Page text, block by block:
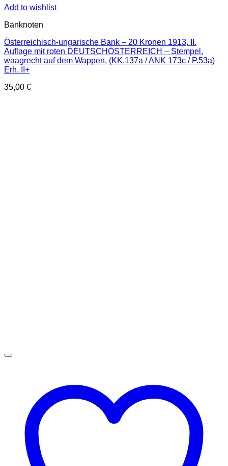
Add to wishlist
Banknoten
Österreichisch-ungarische Bank – 20 Kronen 1913, II.
Auflage mit roten DEUTSCHÖSTERREICH – Stempel,
waagrecht auf dem Wappen, (KK.137a / ANK 173c / P.53a)
Erh. II+
35,00 €